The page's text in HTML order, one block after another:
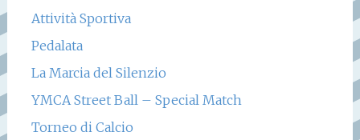
Attività Sportiva
Pedalata
La Marcia del Silenzio
YMCA Street Ball – Special Match
Torneo di Calcio